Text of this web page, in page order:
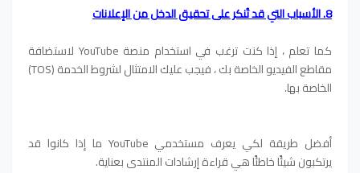
8. الأسباب التي قد تُنكر على تحقيق الدخل من الإعلانات
كما تعلم ، إذا كنت ترغب في استخدام منصة YouTube لاستضافة
مقاطع الفيديو الخاصة بك ، فيجب عليك الامتثال لشروط الخدمة (TOS)
الخاصة بها.
أفضل طريقة لكي يعرف مستخدمي YouTube ما إذا كانوا قد
يرتكبون شيئًا خاطئًا هي قراءة إرشادات المنتدى بعناية.